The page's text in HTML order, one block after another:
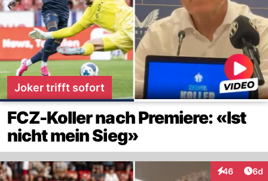
Joker trifft sofort
FCZ-Koller nach Premiere: «Ist
nicht mein Sieg»
46
Interaktionen
6d